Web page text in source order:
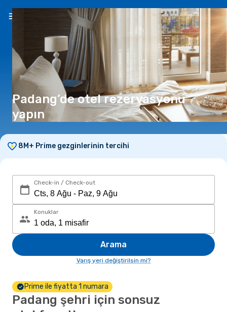
TR(₺)
Padang’de otel rezervasyonu
yapın
8M+ Prime gezginlerinin tercihi
Check-in / Check-out
Konuklar
Arama
Varış yeri değiştirilsin mi?
Prime ile fiyatta 1 numara
Padang şehri için sonsuz